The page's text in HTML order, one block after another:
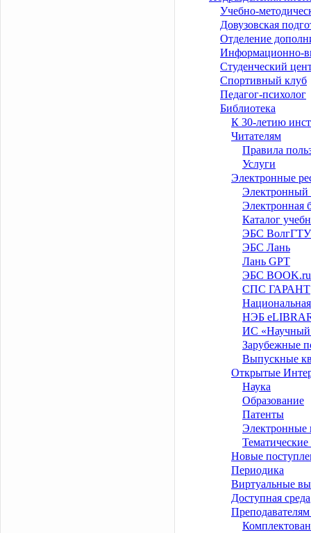
Учебно-
Довузовская
Отделение
Информационно-
Студенческий
Спортивный клуб
Педагог-психолог
Библиотека
К 30-летию
Читателям
Правила
Услуги
Электронные
Электронный
Электронная
Каталог
ЭБС ВолгГТУ
ЭБС Лань
Лань GPT
ЭБС BOOK.ru
СПС ГАРАНТ
НЭБ
ИС «Научный
Зарубежные
Выпускные
Открытые
Наука
Образование
Патенты
Электронные
Новые
Периодика
Виртуальные
Доступная среда